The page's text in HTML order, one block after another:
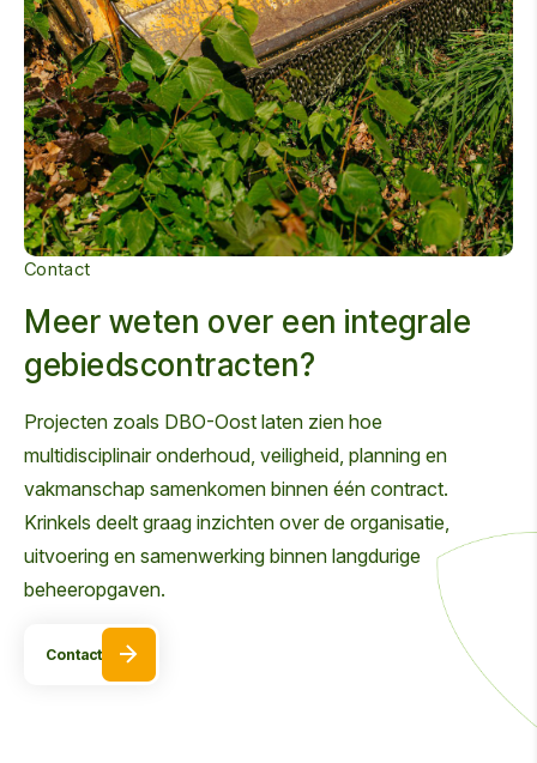
Contact
Meer weten over een integrale
gebiedscontracten?
Projecten zoals DBO-Oost laten zien hoe
multidisciplinair onderhoud, veiligheid, planning en
vakmanschap samenkomen binnen één contract.
Krinkels deelt graag inzichten over de organisatie,
uitvoering en samenwerking binnen langdurige
beheeropgaven.
Contact